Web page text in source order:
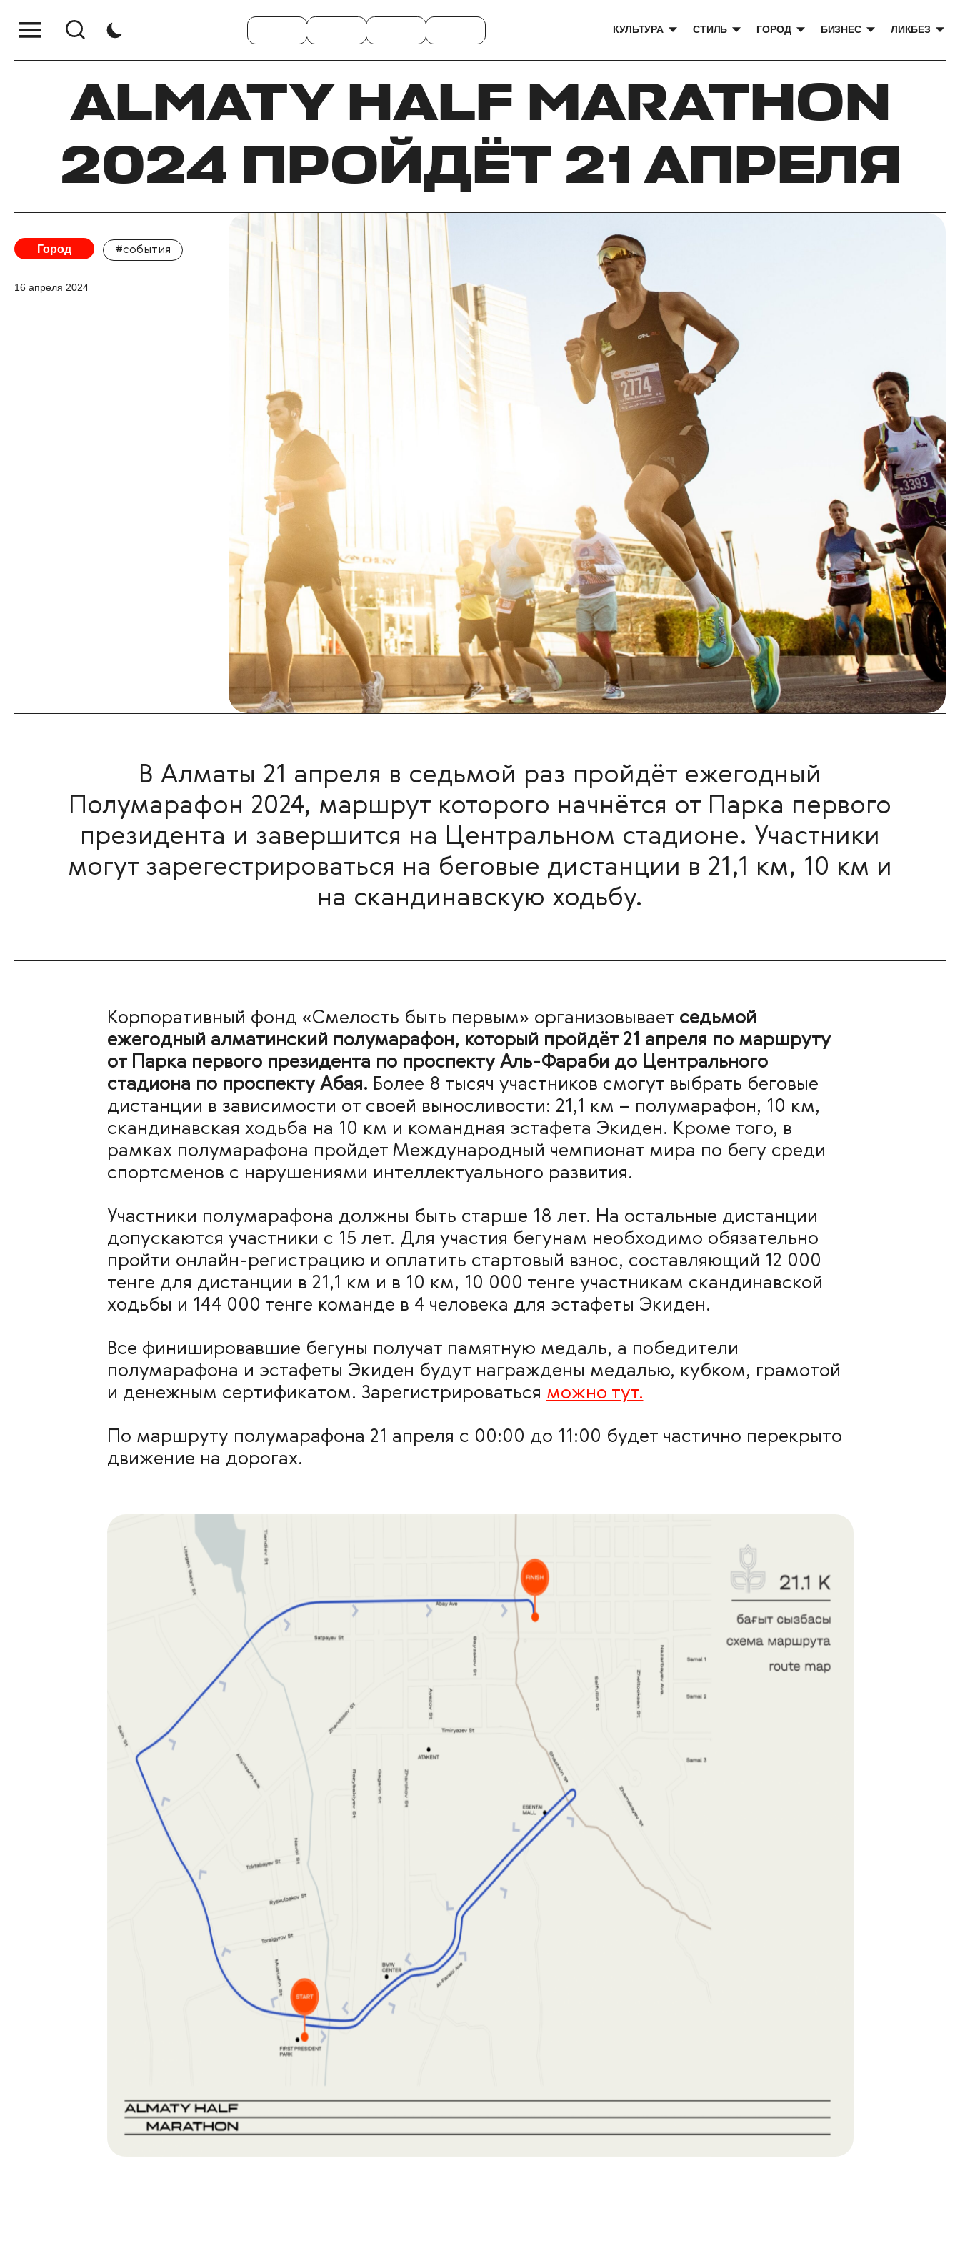
КУЛЬТУРА СТИЛЬ ГОРОД БИЗНЕС ЛИКБЕЗ
ALMATY HALF MARATHON
2024 ПРОЙДЁТ 21 АПРЕЛЯ
Город #события
16 апреля 2024
В Алматы 21 апреля в седьмой раз пройдёт ежегодный
Полумарафон 2024, маршрут которого начнётся от Парка первого
президента и завершится на Центральном стадионе. Участники
могут зарегестрироваться на беговые дистанции в 21,1 км, 10 км и
на скандинавскую ходьбу.
Корпоративный фонд «Смелость быть первым» организовывает седьмой
ежегодный алматинский полумарафон, который пройдёт 21 апреля по маршруту
от Парка первого президента по проспекту Аль-Фараби до Центрального
стадиона по проспекту Абая. Более 8 тысяч участников смогут выбрать беговые
дистанции в зависимости от своей выносливости: 21,1 км – полумарафон, 10 км,
скандинавская ходьба на 10 км и командная эстафета Экиден. Кроме того, в
рамках полумарафона пройдет Международный чемпионат мира по бегу среди
спортсменов с нарушениями интеллектуального развития.
Участники полумарафона должны быть старше 18 лет. На остальные дистанции
допускаются участники с 15 лет. Для участия бегунам необходимо обязательно
пройти онлайн-регистрацию и оплатить стартовый взнос, составляющий 12 000
тенге для дистанции в 21,1 км и в 10 км, 10 000 тенге участникам скандинавской
ходьбы и 144 000 тенге команде в 4 человека для эстафеты Экиден.
Все финишировавшие бегуны получат памятную медаль, а победители
полумарафона и эстафеты Экиден будут награждены медалью, кубком, грамотой
и денежным сертификатом. Зарегистрироваться можно тут.
По маршруту полумарафона 21 апреля с 00:00 до 11:00 будет частично перекрыто
движение на дорогах.